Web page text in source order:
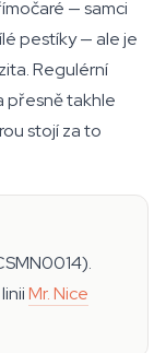
— samci
pestíky — ale je
Regulérní
přesně takhle
stojí za to
Mr. Nice